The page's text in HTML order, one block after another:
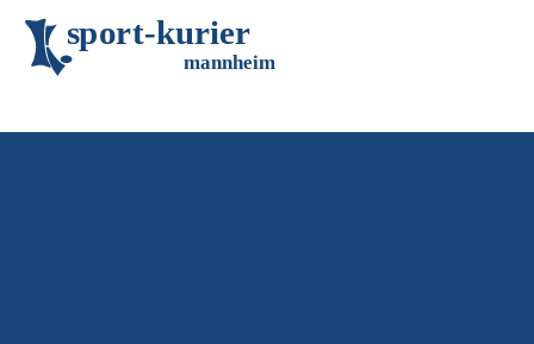
sport-kurier
mannheim